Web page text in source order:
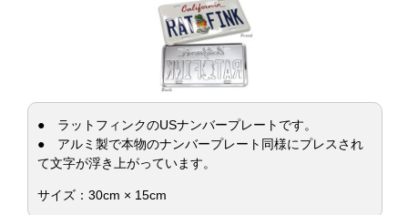
● ラットフィンクのUSナンバープレートです。
● アルミ製で本物のナンバープレート同様にプレスされ
て文字が浮き上がっています。
サイズ：30cm × 15cm